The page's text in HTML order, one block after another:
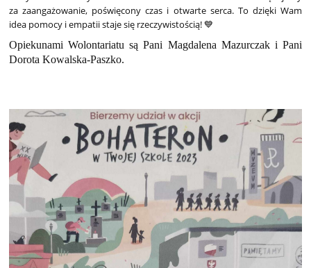
za zaangażowanie, poświęcony czas i otwarte serca. To dzięki Wam
idea pomocy i empatii staje się rzeczywistością! 💙
Opiekunami Wolontariatu są Pani Magdalena Mazurczak i Pani
Dorota Kowalska-Paszko.